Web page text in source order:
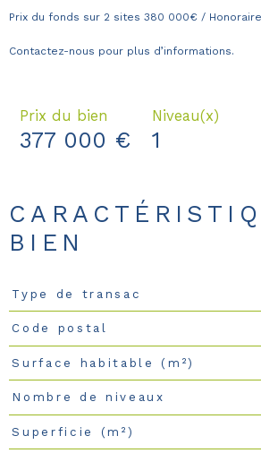
Prix du fonds sur 2 sites 380 000€ /
Contactez-nous pour plus d’informations.
Prix du bien
377 000 €
Niveau(x)
1
BIEN
Caractéristiques Valeurs
Type de transac
Code postal
Surface habitable (m²)
Nombre de niveaux
Superficie (m²)